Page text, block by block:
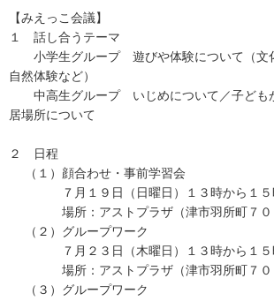
【みえっこ会議】
１ 話し合うテーマ
小学生グループ 遊びや体験について（文
自然体験など）
中高生グループ いじめについて／子ども
居場所について
２ 日程
（１）顔合わせ・事前学習会
７月１９日（日曜日）１３時から１５
場所：アストプラザ（津市羽所町７０
（２）グループワーク
７月２３日（木曜日）１３時から１５
場所：アストプラザ（津市羽所町７０
（３）グループワーク